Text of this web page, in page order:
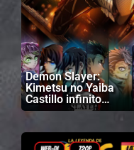
Demon Slayer:
Kimetsu no Yaiba
Castillo infinito
(2025) Latino |